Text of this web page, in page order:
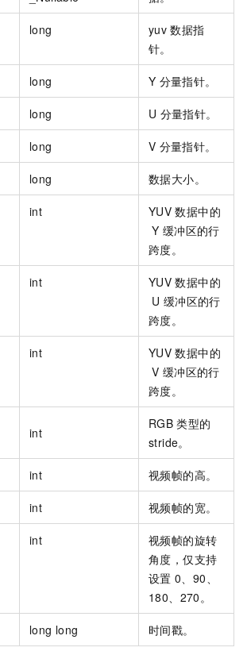
long yuv 数据指
针。
long Y 分量指针。
long U 分量指针。
long V 分量指针。
long 数据大小。
int YUV 数据中的
Y 缓冲区的行
跨度。
int YUV 数据中的
U 缓冲区的行
跨度。
int YUV 数据中的
V 缓冲区的行
跨度。
int
RGB 类型的
stride。
int 视频帧的高。
int 视频帧的宽。
int
视频帧的旋转
角度，仅支持
设置 0、90、
180、270。
long long 时间戳。